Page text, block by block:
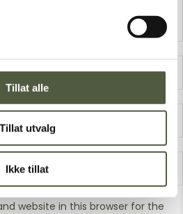
Tillat alle
Tillat utvalg
Ikke tillat
website in this browser for the